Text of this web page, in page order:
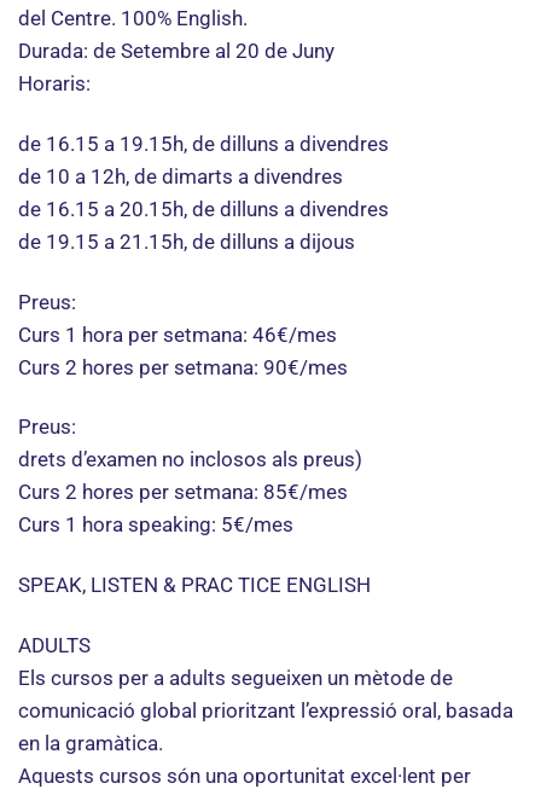
del Centre. 100% English.
Durada: de Setembre al 20 de Juny
Horaris:
de 16.15 a 19.15h, de dilluns a divendres
de 10 a 12h, de dimarts a divendres
de 16.15 a 20.15h, de dilluns a divendres
de 19.15 a 21.15h, de dilluns a dijous
Preus:
Curs 1 hora per setmana: 46€/mes
Curs 2 hores per setmana: 90€/mes
Preus:
drets d’examen no inclosos als preus)
Curs 2 hores per setmana: 85€/mes
Curs 1 hora speaking: 5€/mes
SPEAK, LISTEN & PRAC TICE ENGLISH
ADULTS
Els cursos per a adults segueixen un mètode de
comunicació global prioritzant l’expressió oral, basada
en la gramàtica.
Aquests cursos són una oportunitat excel·lent per